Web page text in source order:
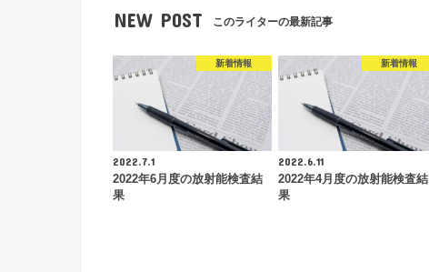
NEW POST このライターの最新記事
新着情報
2022.7.1
2022年6月度の放射能検査結
果
新着情報
2022.6.11
2022年4月度の放射能検査結
果